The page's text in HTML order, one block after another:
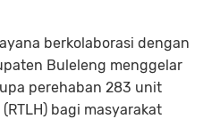
berkolaborasi dengan
Buleleng menggelar
perehaban 283 unit
bagi masyarakat